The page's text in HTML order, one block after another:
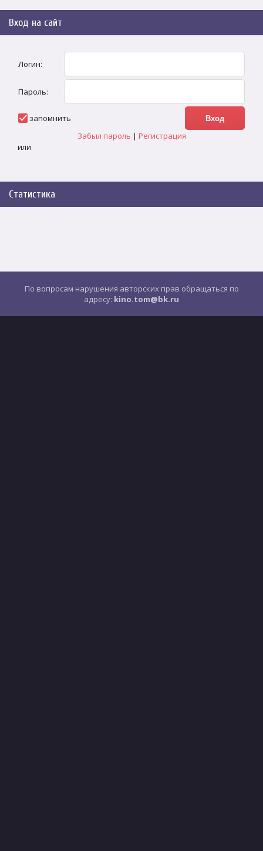
Вход на сайт
Логин:
Пароль:
запомнить
Забыл пароль | Регистрация
или
Статистика
По вопросам нарушения авторских прав обращаться по
адресу: kino.tom@bk.ru